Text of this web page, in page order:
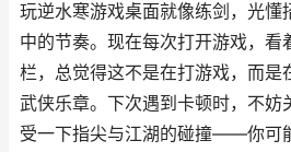
玩逆水寒游戏桌面就像练剑，光懂
中的节奏。现在每次打开游戏，看
栏，总觉得这不是在打游戏，而是
武侠乐章。下次遇到卡顿时，不妨
受一下指尖与江湖的碰撞——你可